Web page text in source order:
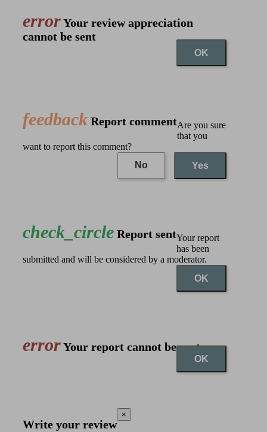
errorYour review appreciation
cannot be sent
OK
feedback Report commentAre you sure
that you
want to report this comment?
No
Yes
check_circle Report sentYour report
has been
submitted and will be considered by a moderator.
OK
errorYour report cannot be sent
OK
Write your review
×